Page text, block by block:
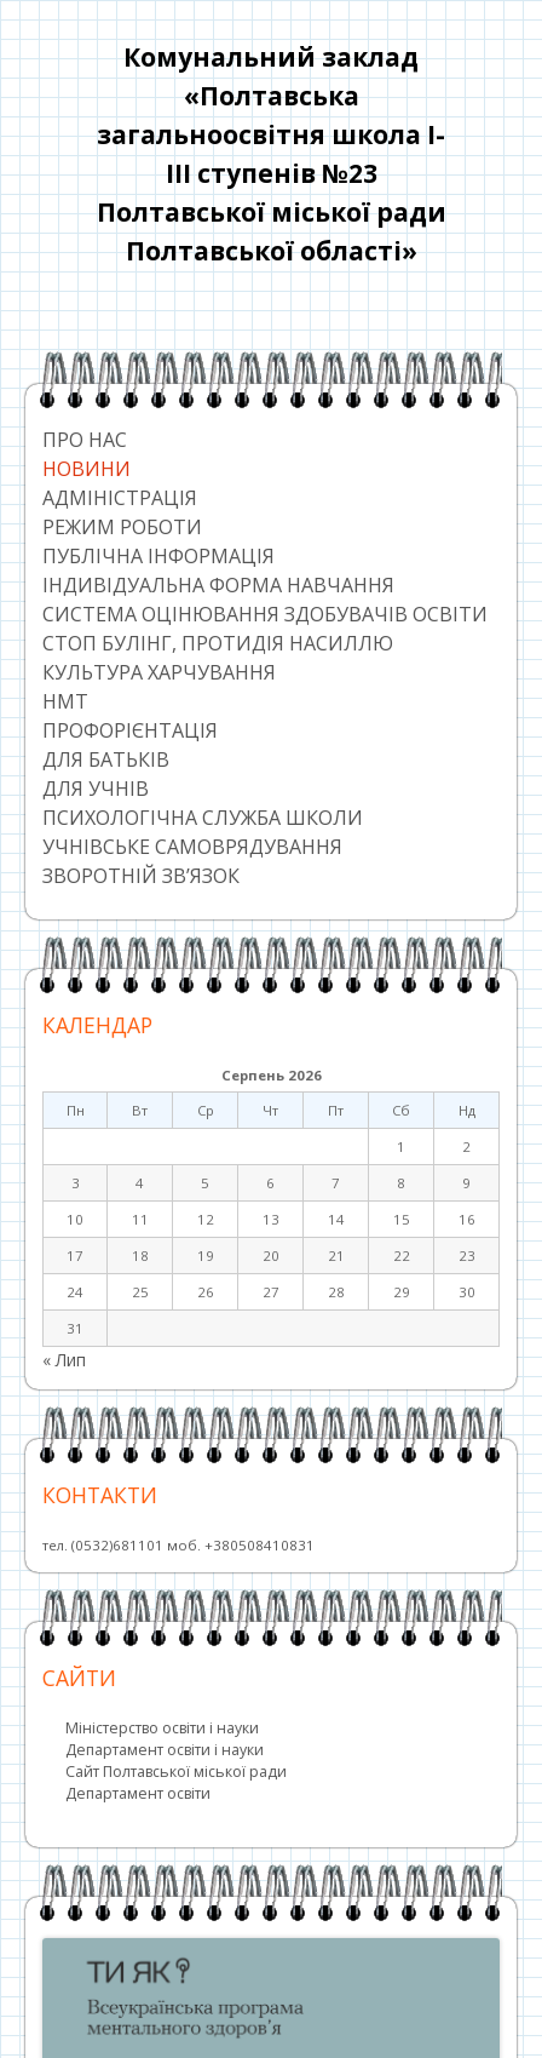
до
контенту
Комунальний заклад
«Полтавська
загальноосвітня школа І-
ІІІ ступенів №23
Полтавської міської ради
Полтавської області»
Головний
сайдбар
ПРО НАС
НОВИНИ
АДМІНІСТРАЦІЯ
РЕЖИМ РОБОТИ
ПУБЛІЧНА ІНФОРМАЦІЯ
ІНДИВІДУАЛЬНА ФОРМА НАВЧАННЯ
СИСТЕМА ОЦІНЮВАННЯ ЗДОБУВАЧІВ ОСВІТИ
СТОП БУЛІНГ, ПРОТИДІЯ НАСИЛЛЮ
КУЛЬТУРА ХАРЧУВАННЯ
НМТ
ПРОФОРІЄНТАЦІЯ
ДЛЯ БАТЬКІВ
ДЛЯ УЧНІВ
ПСИХОЛОГІЧНА СЛУЖБА ШКОЛИ
УЧНІВСЬКЕ САМОВРЯДУВАННЯ
ЗВОРОТНІЙ ЗВ’ЯЗОК
КАЛЕНДАР
Серпень 2026
Пн
Вт Ср Чт Пт Сб
Нд
1
2
3
4 5 6 7 8
9
10
11 12 13 14 15
16
17
18 19 20 21 22
23
24
25 26 27 28 29
30
31
« Лип
КОНТАКТИ
тел. (0532)681101 моб. +380508410831
САЙТИ
Міністерство освіти і науки
Департамент освіти і науки
Сайт Полтавської міської ради
Департамент освіти